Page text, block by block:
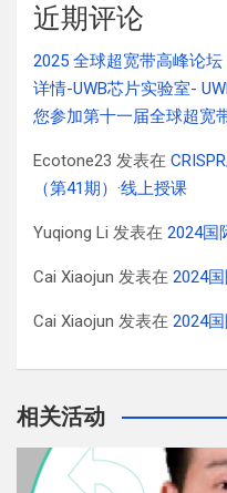
近期评论
2025 全球超宽带高峰论
详情-UWB芯片实验室-
您参加第十一届全球超宽
Ecotone23 发表在
（第41期）·线上授课
Yuqiong Li 发表在 2024国
Cai Xiaojun 发表在 2024
Cai Xiaojun 发表在 2024
相关活动